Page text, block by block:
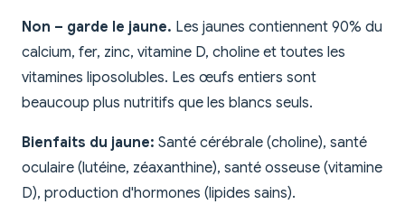
Non – garde le jaune. Les jaunes contiennent 90% du
calcium, fer, zinc, vitamine D, choline et toutes les
vitamines liposolubles. Les œufs entiers sont
beaucoup plus nutritifs que les blancs seuls.
Bienfaits du jaune: Santé cérébrale (choline), santé
oculaire (lutéine, zéaxanthine), santé osseuse (vitamine
D), production d'hormones (lipides sains).